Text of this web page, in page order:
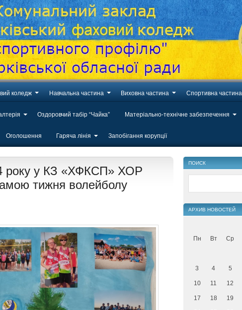
коледж Навчальна частина Виховна частина Спортивна частина
Оздоровчий табір “Чайка” Матеріально-технічне забезпечення
Оголошення Гаряча лінія Запобігання корупції
року у КЗ «ХФКСП» ХОР
тижня волейболу
ПОИСК
АРХИВ НОВОСТЕЙ
Пн Вт Ср
3 4 5
10 11 12
17 18 19